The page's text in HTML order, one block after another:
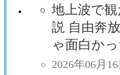
地上波で
説 自由奔
ゃ面白かっ
2026年06月